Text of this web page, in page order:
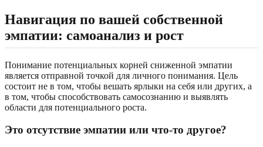
Навигация по вашей собственной
эмпатии: самоанализ и рост
Понимание потенциальных корней сниженной эмпатии
является отправной точкой для личного понимания. Цель
состоит не в том, чтобы вешать ярлыки на себя или других, а
в том, чтобы способствовать самосознанию и выявлять
области для потенциального роста.
Это отсутствие эмпатии или что-то другое?